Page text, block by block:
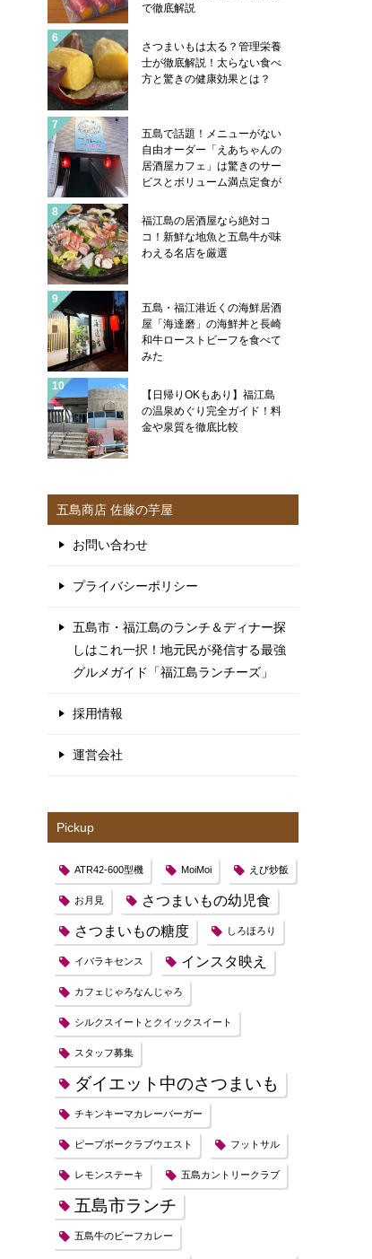
で徹底解説
さつまいもは太る？管理栄養
士が徹底解説！太らない食べ
方と驚きの健康効果とは？
五島で話題！メニューがない
自由オーダー「えあちゃんの
居酒屋カフェ」は驚きのサー
ビスとボリューム満点定食が
福江島の居酒屋なら絶対コ
コ！新鮮な地魚と五島牛が味
わえる名店を厳選
五島・福江港近くの海鮮居酒
屋「海達磨」の海鮮丼と長崎
和牛ローストビーフを食べて
みた
【日帰りOKもあり】福江島
の温泉めぐり完全ガイド！料
金や泉質を徹底比較
五島商店 佐藤の芋屋
お問い合わせ
プライバシーポリシー
五島市・福江島のランチ＆ディナー探
しはこれ一択！地元民が発信する最強
グルメガイド「福江島ランチーズ」
採用情報
運営会社
Pickup
ATR42-600型機 MoiMoi えび炒飯
お月見
さつまいもの幼児食
さつまいもの糖度
しろほろり
イバラキセンス インスタ映え
カフェじゃろなんじゃろ
シルクスイートとクイックスイート
スタッフ募集
ダイエット中のさつまいも
チキンキーマカレーバーガー
ピープボークラブウエスト フットサル
レモンステーキ 五島カントリークラブ
五島市ランチ
五島牛のビーフカレー